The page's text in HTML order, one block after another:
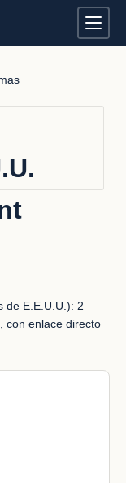
de E.E.U.U.): 2
con enlace directo